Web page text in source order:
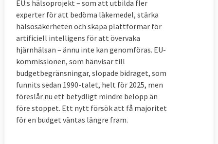
EU:s hälsoprojekt – som att utbilda fler
experter för att bedöma läkemedel, stärka
hälsosäkerheten och skapa plattformar för
artificiell intelligens för att övervaka
hjärnhälsan – ännu inte kan genomföras. EU-
kommissionen, som hänvisar till
budgetbegränsningar, slopade bidraget, som
funnits sedan 1990-talet, helt för 2025, men
föreslår nu ett betydligt mindre belopp än
före stoppet. Ett nytt försök att få majoritet
för en budget väntas längre fram.